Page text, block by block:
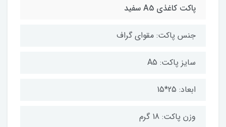
پاکت کاغذی A5 سفید
جنس پاکت: مقوای گراف
سایز پاکت: A5
ابعاد: 25*15
وزن پاکت: 18 گرم